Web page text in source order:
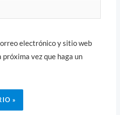
electrónico y sitio web
vez que haga un